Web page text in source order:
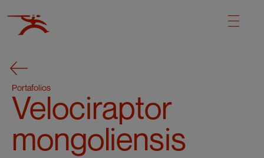
Portafolios
Velociraptor
mongoliensis